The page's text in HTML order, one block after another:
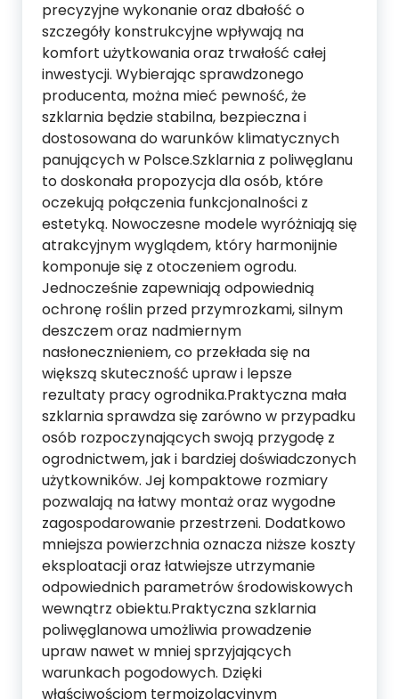
precyzyjne wykonanie oraz dbałość o
szczegóły konstrukcyjne wpływają na
komfort użytkowania oraz trwałość całej
inwestycji. Wybierając sprawdzonego
producenta, można mieć pewność, że
szklarnia będzie stabilna, bezpieczna i
dostosowana do warunków klimatycznych
panujących w Polsce.Szklarnia z poliwęglanu
to doskonała propozycja dla osób, które
oczekują połączenia funkcjonalności z
estetyką. Nowoczesne modele wyróżniają się
atrakcyjnym wyglądem, który harmonijnie
komponuje się z otoczeniem ogrodu.
Jednocześnie zapewniają odpowiednią
ochronę roślin przed przymrozkami, silnym
deszczem oraz nadmiernym
nasłonecznieniem, co przekłada się na
większą skuteczność upraw i lepsze
rezultaty pracy ogrodnika.Praktyczna mała
szklarnia sprawdza się zarówno w przypadku
osób rozpoczynających swoją przygodę z
ogrodnictwem, jak i bardziej doświadczonych
użytkowników. Jej kompaktowe rozmiary
pozwalają na łatwy montaż oraz wygodne
zagospodarowanie przestrzeni. Dodatkowo
mniejsza powierzchnia oznacza niższe koszty
eksploatacji oraz łatwiejsze utrzymanie
odpowiednich parametrów środowiskowych
wewnątrz obiektu.Praktyczna szklarnia
poliwęglanowa umożliwia prowadzenie
upraw nawet w mniej sprzyjających
warunkach pogodowych. Dzięki
właściwościom termoizolacyjnym